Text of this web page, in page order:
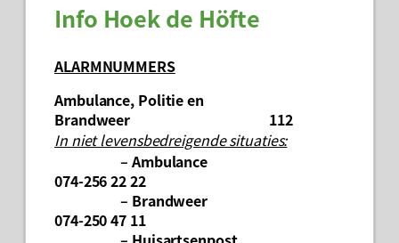
Info Hoek de Höfte
ALARMNUMMERS
Ambulance, Politie en
Brandweer 112
In niet levensbedreigende situaties:
– Ambulance
074-256 22 22
– Brandweer
074-250 47 11